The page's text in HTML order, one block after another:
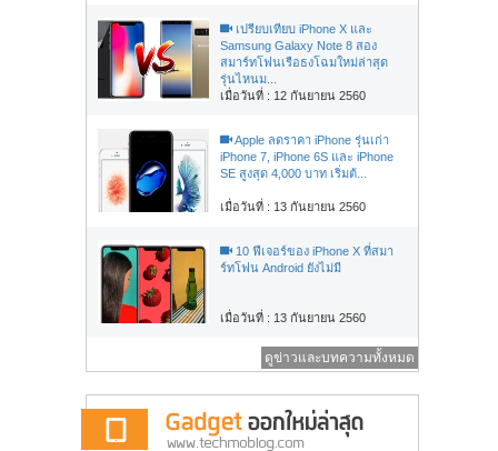
เปรียบเทียบ iPhone X และ
Samsung Galaxy Note 8 สอง
สมาร์ทโฟนเรือธงโฉมใหม่ล่าสุด
รุ่นไหนม...
เมื่อวันที่ : 12 กันยายน 2560
Apple ลดราคา iPhone รุ่นเก่า
iPhone 7, iPhone 6S และ iPhone
SE สูงสุด 4,000 บาท เริ่มต้...
เมื่อวันที่ : 13 กันยายน 2560
10 ฟีเจอร์ของ iPhone X ที่สมา
ร์ทโฟน Android ยังไม่มี
เมื่อวันที่ : 13 กันยายน 2560
ดูข่าวและบทความทั้งหมด